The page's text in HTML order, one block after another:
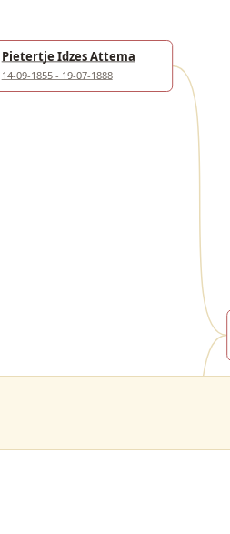
Pietertje Idzes Attema
14-09-1855 - 19-07-1888